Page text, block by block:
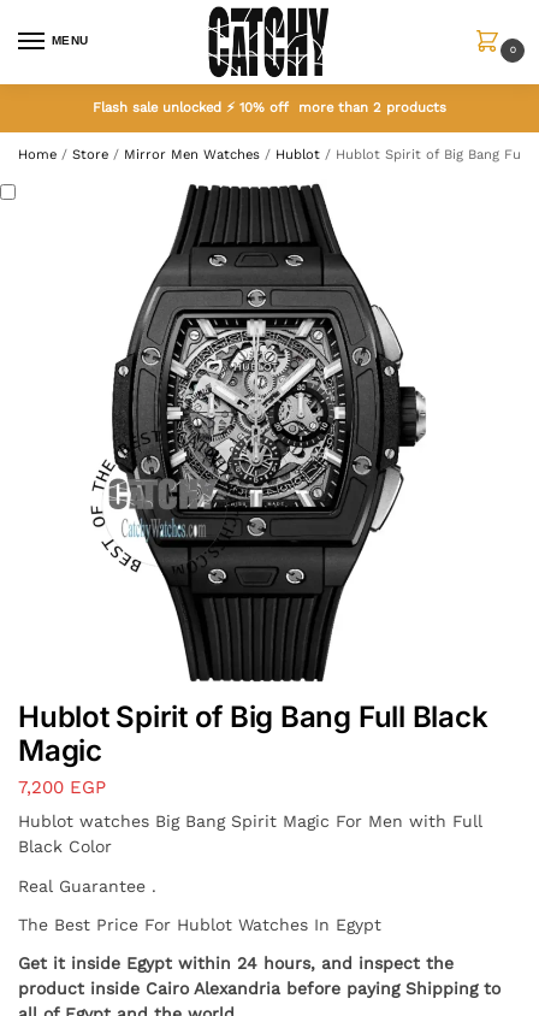
MENU
0
Flash sale unlocked ⚡ 10% off more than 2 products
Home / Store / Mirror Men Watches / Hublot / Hublot Spirit of Big Bang Full
Hublot Spirit of Big Bang Full Black
Magic
7,200 EGP
Hublot watches Big Bang Spirit Magic For Men with Full
Black Color
Real Guarantee .
The Best Price For Hublot Watches In Egypt
Get it inside Egypt within 24 hours, and inspect the
product inside Cairo Alexandria before paying Shipping to